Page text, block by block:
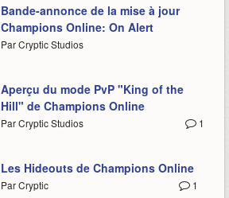
Bande-annonce de la mise à jour
Champions Online: On Alert
Par Cryptic Studios
Aperçu du mode PvP "King of the
Hill" de Champions Online
1
Par Cryptic Studios
Les Hideouts de Champions Online
1
Par Cryptic